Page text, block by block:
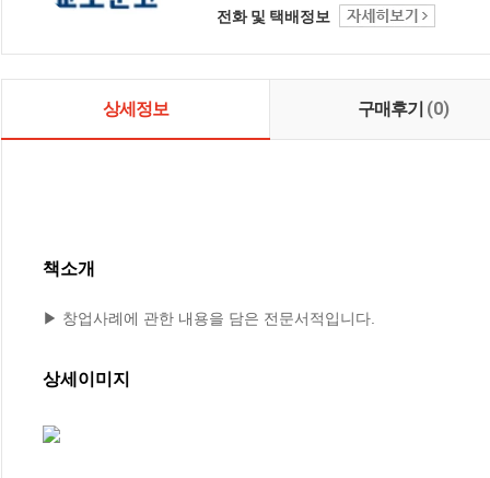
전화 및 택배정보
상세정보 구매후기 (0)
책소개
▶ 창업사례에 관한 내용을 담은 전문서적입니다.
상세이미지